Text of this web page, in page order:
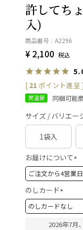
許してち
入)
商品番号 A2296
¥ 2,100 税込
[ 21 ポイント進呈 ]
常温便 同梱可能
サイズ / バリエー
1袋入
お届けについて
(
必
)
のしカード
(
必
須
2026年7月